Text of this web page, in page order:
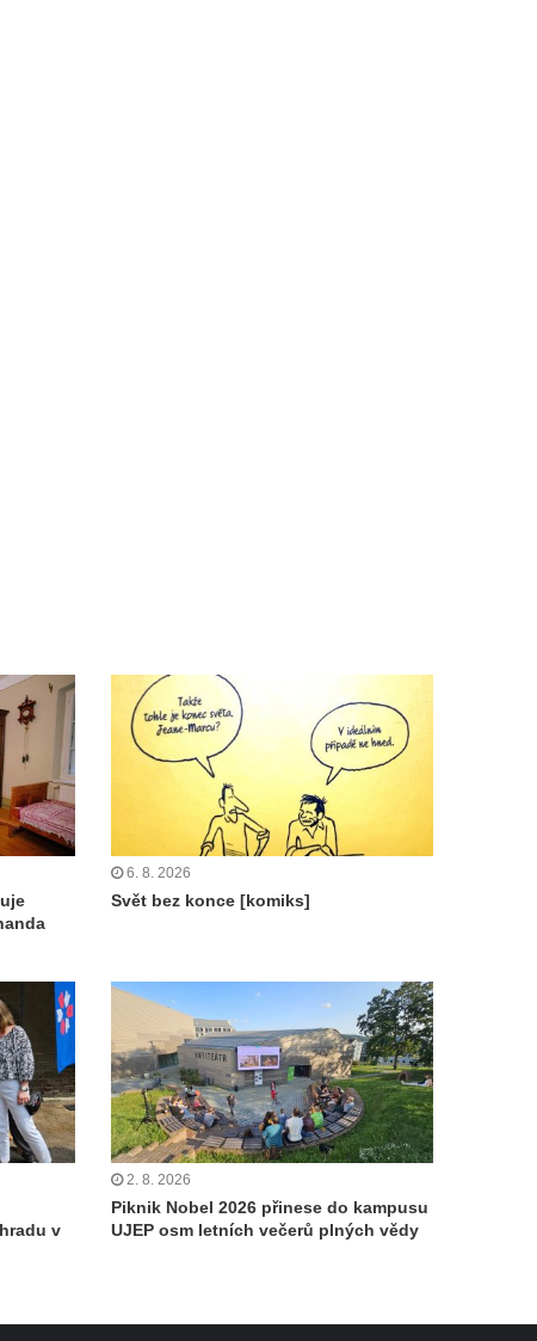
6. 8. 2026
Svět bez konce [komiks]
v
2. 8. 2026
Piknik Nobel 2026 přinese do kampusu
UJEP osm letních večerů plných vědy